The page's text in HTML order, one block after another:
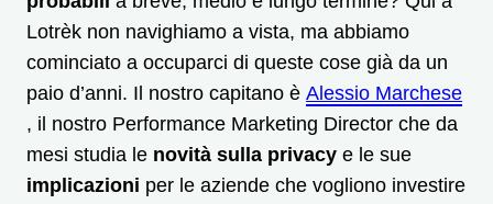
Lotrèk non navighiamo a vista, ma abbiamo
cominciato a occuparci di queste cose già da un
paio d’anni. Il nostro capitano è Alessio Marchese
, il nostro Performance Marketing Director che da
mesi studia le novità sulla privacy e le sue
implicazioni per le aziende che vogliono investire